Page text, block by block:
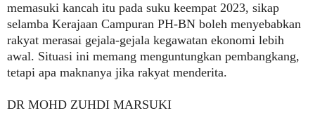
memasuki kancah itu pada suku keempat 2023, sikap
selamba Kerajaan Campuran PH-BN boleh menyebabkan
rakyat merasai gejala-gejala kegawatan ekonomi lebih
awal. Situasi ini memang menguntungkan pembangkang,
tetapi apa maknanya jika rakyat menderita.
DR MOHD ZUHDI MARSUKI